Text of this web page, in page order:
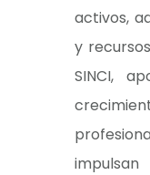
activos,
y
SINCI,